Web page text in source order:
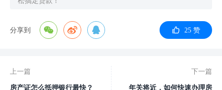
分享到 25 赞
上一篇
房产证怎么抵押银行最快？
下一篇
年关将近，如何快速办理房